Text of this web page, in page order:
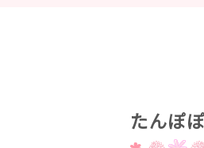
たんぽぽ